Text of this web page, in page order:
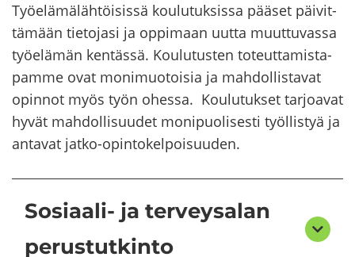
Työ­elä­mä­läh­töi­sis­sä kou­lu­tuk­sis­sa pää­set päi­vit­
tä­mään tie­to­ja­si ja op­pi­maan uutta muut­tu­vas­sa
työ­elä­män ken­täs­sä. Kou­lu­tus­ten to­teut­ta­mis­ta­
pam­me ovat mo­ni­muo­toi­sia ja mah­dol­lis­ta­vat
opin­not myös työn ohes­sa. Kou­lu­tuk­set tar­joa­vat
hyvät mah­dol­li­suu­det mo­ni­puo­li­ses­ti työl­lis­tyä ja
an­ta­vat jatko-​opintokelpoisuuden.
Sosiaali- ja terveysalan
perustutkinto